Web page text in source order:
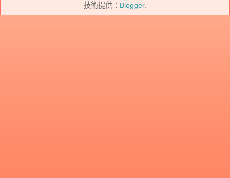
技術提供： Blogger.